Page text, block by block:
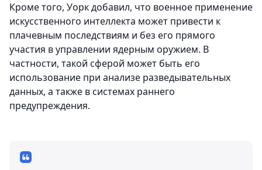
Кроме того, Уорк добавил, что военное применение
искусственного интеллекта может привести к
плачевным последствиям и без его прямого
участия в управлении ядерным оружием. В
частности, такой сферой может быть его
использование при анализе разведывательных
данных, а также в системах раннего
предупреждения.